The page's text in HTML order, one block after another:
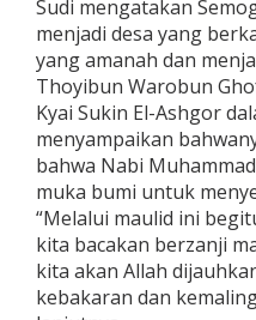
Sudi mengatakan
menjadi desa yang
yang amanah dan
Thoyibun Warobun
Kyai Sukin El-Ashgor
menyampaikan
bahwa Nabi
muka bumi untuk
“Melalui maulid ini
kita bacakan berzanji
kita akan Allah
kebakaran dan